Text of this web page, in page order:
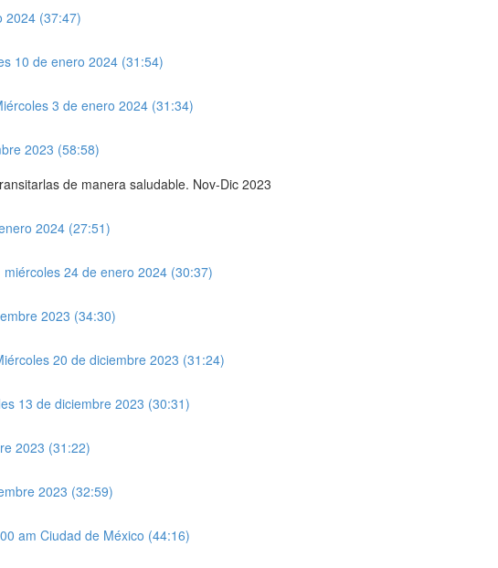
2024 (37:47)
10 de enero 2024 (31:54)
3 de enero 2024 (31:34)
2023 (58:58)
de manera saludable. Nov-Dic 2023
2024 (27:51)
24 de enero 2024 (30:37)
2023 (34:30)
20 de diciembre 2023 (31:24)
13 de diciembre 2023 (30:31)
2023 (31:22)
2023 (32:59)
am Ciudad de México (44:16)